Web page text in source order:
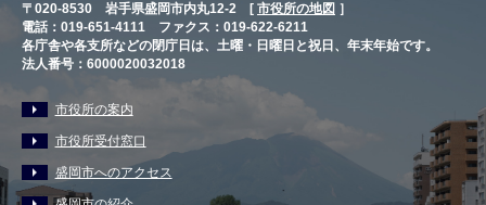
〒020-8530 岩手県盛岡市内丸12-2 [ 市役所の地図 ］
電話：019-651-4111 ファクス：019-622-6211
各庁舎や各支所などの閉庁日は、土曜・日曜日と祝日、年末年始です。
法人番号：6000020032018
市役所の案内
市役所受付窓口
盛岡市へのアクセス